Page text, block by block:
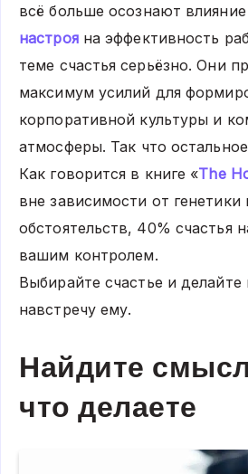
всё больше осознают влияние
настрояна эффективность
теме счастья серьёзно. Они
максимум усилий для
корпоративной культуры и
атмосферы. Так что
Как говорится в книге «The
вне зависимости от
обстоятельств, 40% счастья
вашим контролем.
Выбирайте счастье и
навстречу ему.
Найдите
что делаете